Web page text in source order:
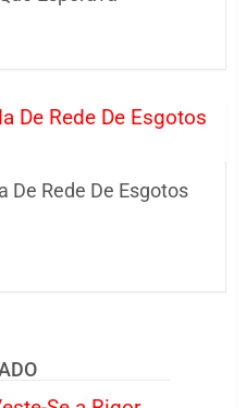
De Rede De Esgotos